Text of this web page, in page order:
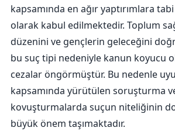
kapsamında en ağır yaptırımlara
olarak kabul edilmektedir. Toplum
düzenini ve gençlerin geleceğini
bu suç tipi nedeniyle kanun koyucu
cezalar öngörmüştür. Bu nedenle
kapsamında yürütülen soruşturma
kovuşturmalarda suçun niteliğinin
büyük önem taşımaktadır.